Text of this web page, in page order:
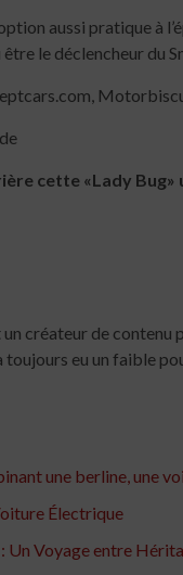
aussi pratique à
le déclencheur du
cette «Lady Bug»
créateur de
toujours eu un faible
une berline, une
Électrique
Un Voyage entre